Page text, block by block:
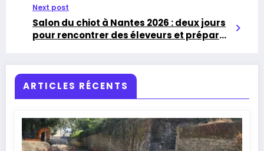
Next post
Salon du chiot à Nantes 2026 : deux jours
pour rencontrer des éleveurs et préparer
ARTICLES RÉCENTS